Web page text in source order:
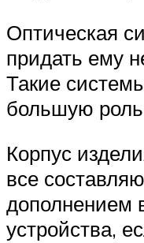
Оптическая
придать ему
Такие
большую роль,
Корпус
все
дополнением
устройства,